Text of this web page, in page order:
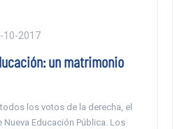
10-2017
un matrimonio
los votos de la derecha, el
Educación Pública. Los